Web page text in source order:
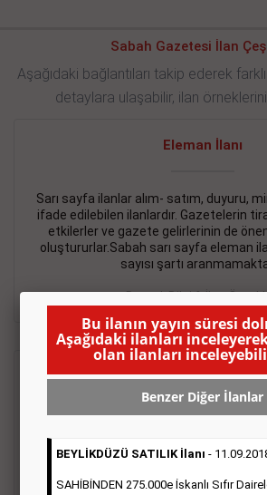
Sabah Gazetesi İlan
Aşağıdaki bağlantıları takip ederek
detaylara ulaşabilir, ilan
Eleman İlanı
Sarı sayfa ilanlar alım- satım, duyuru,
ifade edilebilen ilanlardır. Gazetelerin
etkilerler ve gazete gelirlerinin de
oluştururlar.Sabah sarı sayfa eleman
sayısı şartı
Detaylı Bilgi & İlan
Emlak İlanı
ifade edilebilen ilanlardır. Gazetelerin
etkilerler ve gazete gelirlerinin de
oluştururlar.Sabah sarı sayfa eleman
Bu ilanın yayın süresi
Aşağıdaki ilanları
olan ilanları
Benzer Diğer İlanlar
BEYLİKDÜZÜ SATILIK İlanı -
SAHİBİNDEN 275.000e İskanlı Sıfır